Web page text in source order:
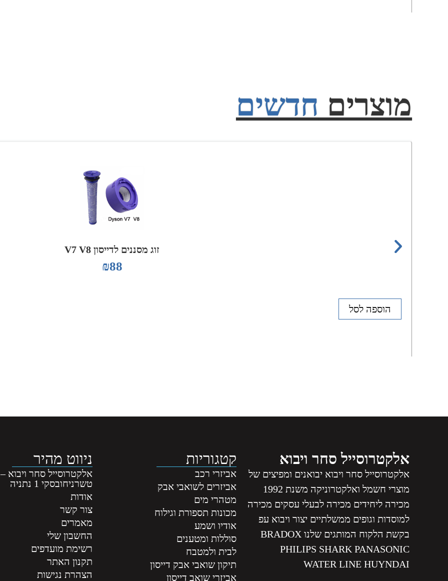
מוצרים חדשים
זוג מסננים לדייסון V7 V8
₪88
הוספה לסל
אלקטרוסייל סחר ויבוא
אלקטרוסייל סחר ויבוא יבואנים ומפיצים של
מוצרי חשמל ואלקטרוניקה משנת 1992
מכירה ליחידים מכירה לבעלי עסקים מכירה
למוסדות וגופים ממשלתיים יצור ויבוא עפ
בקשת הלקוח המותגים שלנו BRADOX
PHILIPS SHARK PANASONIC
WATER LINE HUYNDAI
קטגוריות
אביזרי רכב
אביזרים לשואבי אבק
מטהרי מים
מכונות תספורת וגילוח
אודיו ושמע
סוללות ומטענים
לבית ולמטבח
תיקון שואבי אבק דייסון
אביזרי שואב דייסון
ניווט מהיר
אלקטרוסייל סחר ויבוא –
טשרניחובסקי 1 נתניה
אודות
צור קשר
מאמרים
החשבון שלי
רשימת מועדפים
תקנון האתר
הצהרת נגישות